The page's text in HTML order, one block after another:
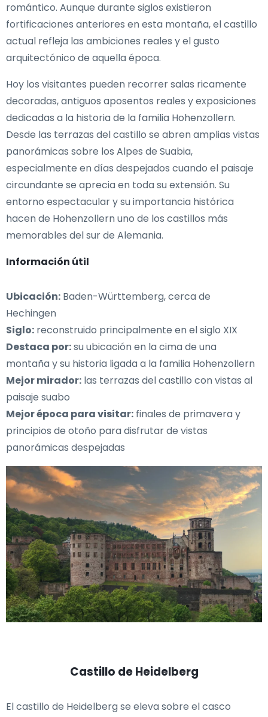
romántico. Aunque durante siglos existieron
fortificaciones anteriores en esta montaña, el castillo
actual refleja las ambiciones reales y el gusto
arquitectónico de aquella época.
Hoy los visitantes pueden recorrer salas ricamente
decoradas, antiguos aposentos reales y exposiciones
dedicadas a la historia de la familia Hohenzollern.
Desde las terrazas del castillo se abren amplias vistas
panorámicas sobre los Alpes de Suabia,
especialmente en días despejados cuando el paisaje
circundante se aprecia en toda su extensión. Su
entorno espectacular y su importancia histórica
hacen de Hohenzollern uno de los castillos más
memorables del sur de Alemania.
Información útil
Ubicación: Baden-Württemberg, cerca de
Hechingen
Siglo: reconstruido principalmente en el siglo XIX
Destaca por:su ubicación en la cima de una
montaña y su historia ligada a la familia Hohenzollern
Mejor mirador: las terrazas del castillo con vistas al
paisaje suabo
Mejor época para visitar: finales de primavera y
principios de otoño para disfrutar de vistas
panorámicas despejadas
Castillo de Heidelberg
El castillo de Heidelberg se eleva sobre el casco